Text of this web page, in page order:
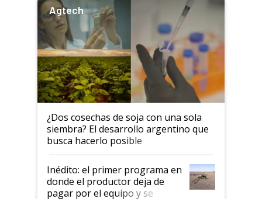
Agtech
¿Dos cosechas de soja con una sola
siembra? El desarrollo argentino que
busca hacerlo posible
Inédito: el primer programa en
donde el productor deja de
pagar por el equipo y se